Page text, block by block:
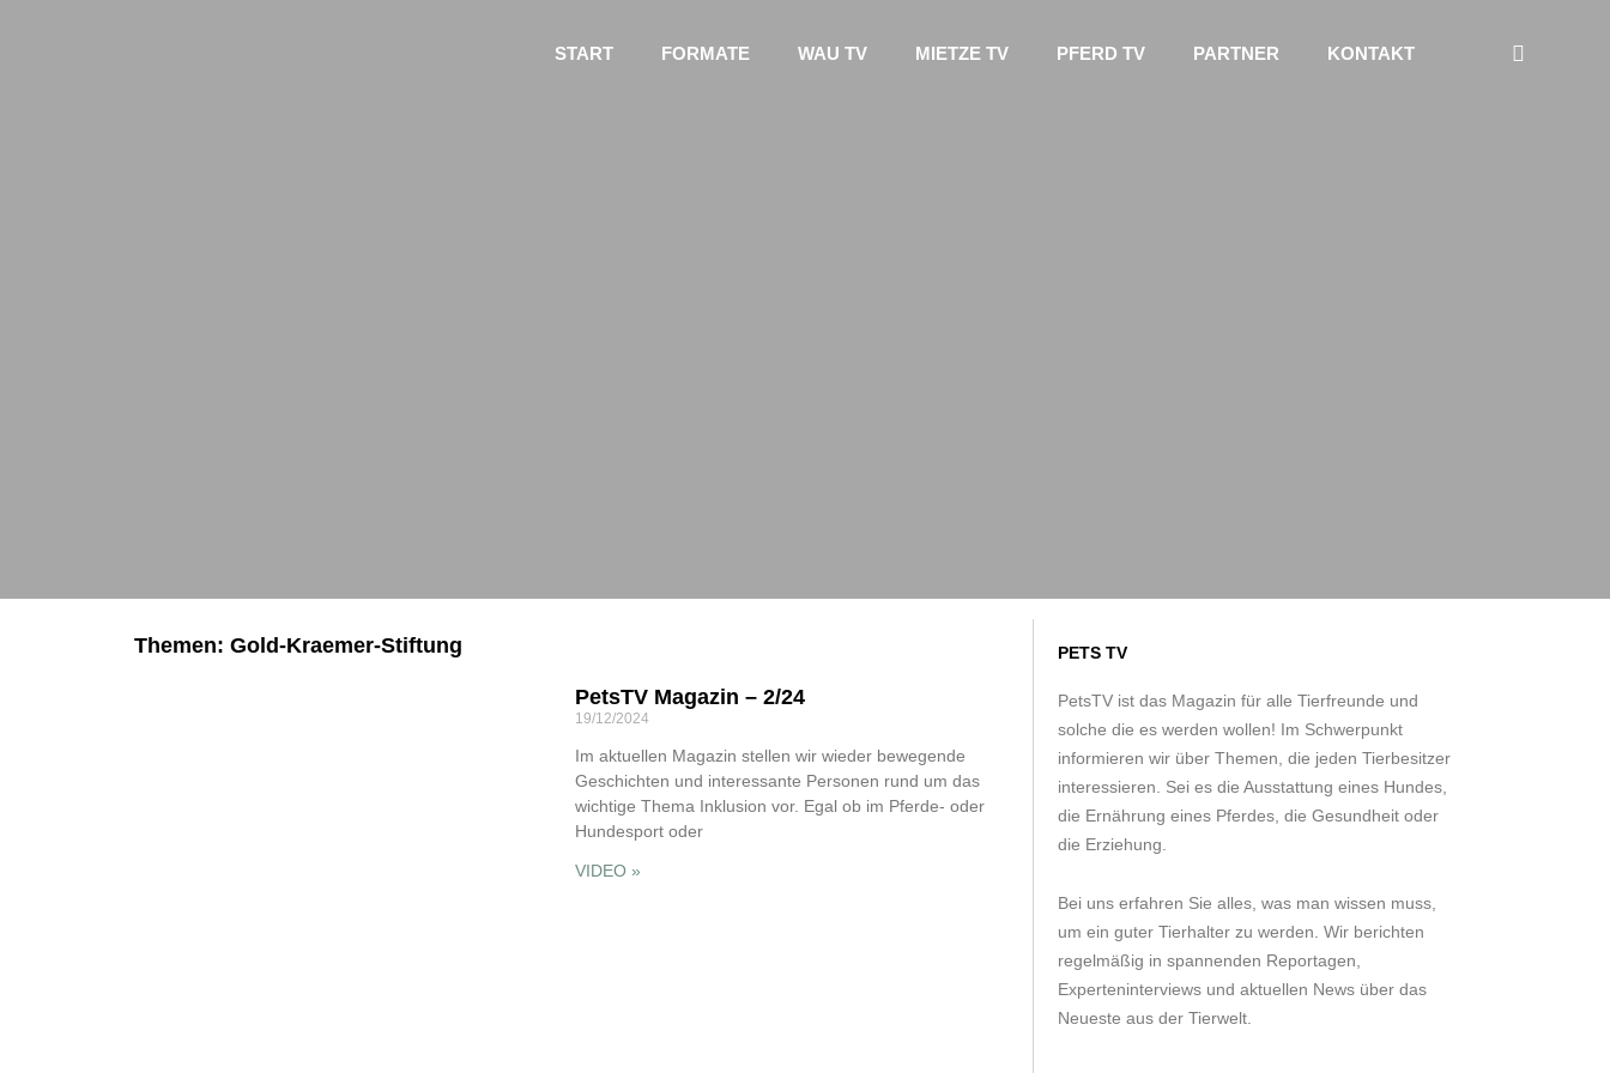
START FORMATE WAU TV MIETZE TV PFERD TV PARTNER KONTAKT
Themen: Gold-Kraemer-Stiftung
PetsTV Magazin – 2/24
19/12/2024
Im aktuellen Magazin stellen wir wieder bewegende
Geschichten und interessante Personen rund um das
wichtige Thema Inklusion vor. Egal ob im Pferde- oder
Hundesport oder
VIDEO »
PETS TV
PetsTV ist das Magazin für alle Tierfreunde und
solche die es werden wollen! Im Schwerpunkt
informieren wir über Themen, die jeden Tierbesitzer
interessieren. Sei es die Ausstattung eines Hundes,
die Ernährung eines Pferdes, die Gesundheit oder
die Erziehung.
Bei uns erfahren Sie alles, was man wissen muss,
um ein guter Tierhalter zu werden. Wir berichten
regelmäßig in spannenden Reportagen,
Experteninterviews und aktuellen News über das
Neueste aus der Tierwelt.